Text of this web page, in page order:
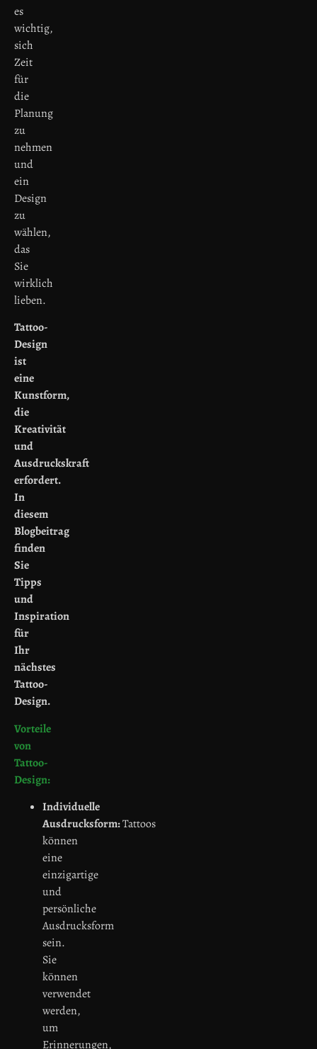
es
wichtig,
sich
Zeit
für
die
Planung
zu
nehmen
und
ein
Design
zu
wählen,
das
Sie
wirklich
lieben.
Tattoo-
Design
ist
eine
Kunstform,
die
Kreativität
und
Ausdruckskraft
erfordert.
In
diesem
Blogbeitrag
finden
Sie
Tipps
und
Inspiration
für
Ihr
nächstes
Tattoo-
Design.
Vorteile
von
Tattoo-
Design:
Individuelle
Ausdrucksform:Tattoos
können
eine
einzigartige
und
persönliche
Ausdrucksform
sein.
Sie
können
verwendet
werden,
um
Erinnerungen,